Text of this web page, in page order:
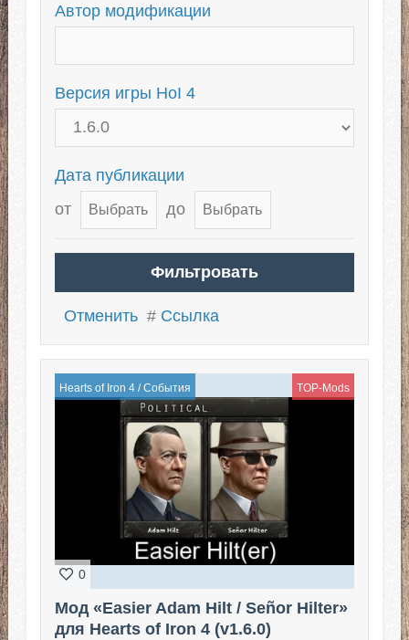
Автор модификации
Версия игры HoI 4
Дата публикации
от
до
Отменить # Ссылка
Hearts of Iron 4/События TOP-Mods
0
Мод «Easier Adam Hilt / Señor Hilter»
для Hearts of Iron 4 (v1.6.0)